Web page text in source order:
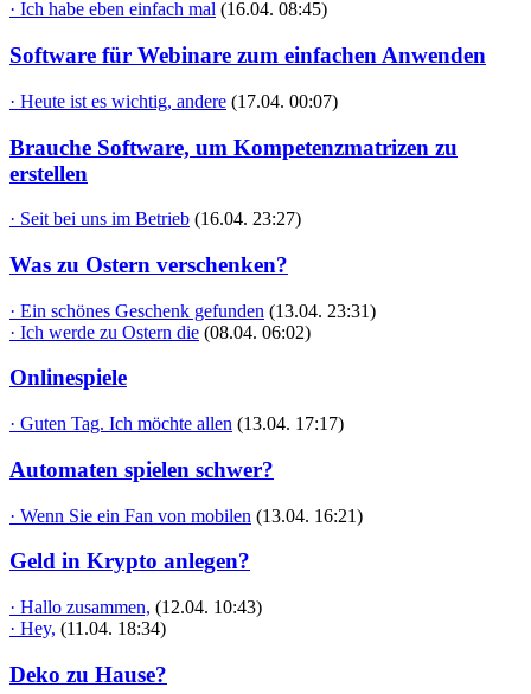
· Ich habe eben einfach mal (16.04. 08:45)
Software für Webinare zum einfachen Anwenden
· Heute ist es wichtig, andere (17.04. 00:07)
Brauche Software, um Kompetenzmatrizen zu
erstellen
· Seit bei uns im Betrieb (16.04. 23:27)
Was zu Ostern verschenken?
· Ein schönes Geschenk gefunden (13.04. 23:31)
· Ich werde zu Ostern die (08.04. 06:02)
Onlinespiele
· Guten Tag. Ich möchte allen (13.04. 17:17)
Automaten spielen schwer?
· Wenn Sie ein Fan von mobilen (13.04. 16:21)
Geld in Krypto anlegen?
· Hallo zusammen, (12.04. 10:43)
· Hey, (11.04. 18:34)
Deko zu Hause?